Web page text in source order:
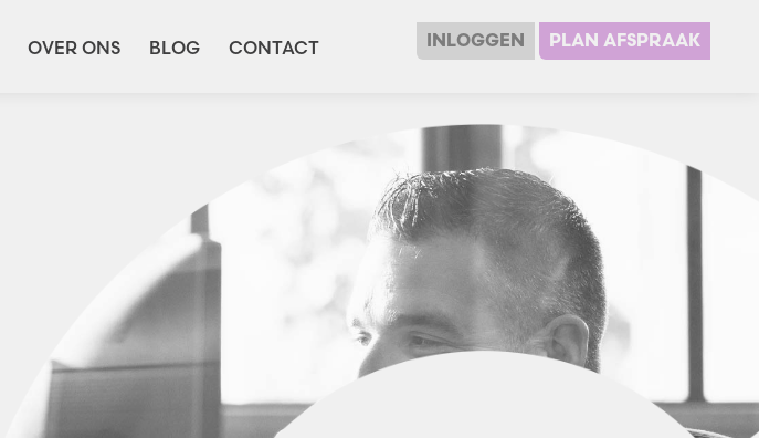
OVER ONS BLOG CONTACT INLOGGEN PLAN AFSPRAAK